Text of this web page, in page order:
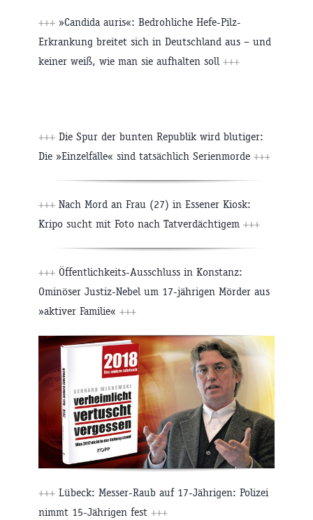
+++ »Candida auris«: Bedrohliche Hefe-Pilz-
Erkrankung breitet sich in Deutschland aus – und
keiner weiß, wie man sie aufhalten soll +++
+++ Die Spur der bunten Republik wird blutiger:
Die »Einzelfälle« sind tatsächlich Serienmorde +++
+++ Nach Mord an Frau (27) in Essener Kiosk:
Kripo sucht mit Foto nach Tatverdächtigem +++
+++ Öffentlichkeits-Ausschluss in Konstanz:
Ominöser Justiz-Nebel um 17-jährigen Mörder aus
»aktiver Familie« +++
+++ Lübeck: Messer-Raub auf 17-Jährigen: Polizei
nimmt 15-Jährigen fest +++